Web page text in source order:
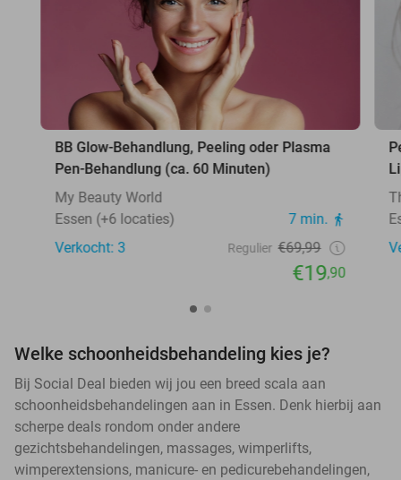
BB Glow-Behandlung, Peeling oder Plasma
Pen-Behandlung (ca. 60 Minuten)
My Beauty World
Essen (+6 locaties)
7 min.
Verkocht: 3
Regulier €69,99
€19,90
Welke schoonheidsbehandeling kies je?
Bij Social Deal bieden wij jou een breed scala aan
schoonheidsbehandelingen aan in Essen. Denk hierbij aan
scherpe deals rondom onder andere
gezichtsbehandelingen, massages, wimperlifts,
wimperextensions, manicure- en pedicurebehandelingen,